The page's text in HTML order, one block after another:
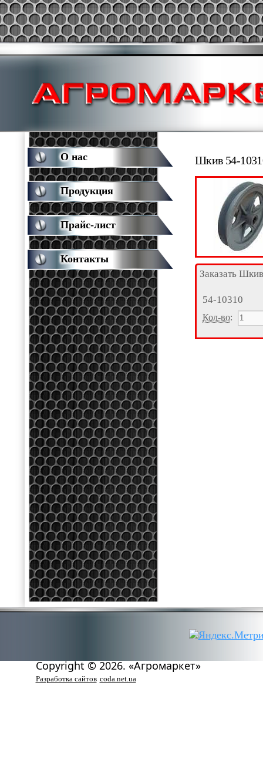
Шкив 54-
Заказать Шкив
54-10310
Кол-во:
О нас
Продукция
Прайс-лист
Контакты
Copyright © 2026. «Агромаркет»
Разработка сайтов coda.net.ua